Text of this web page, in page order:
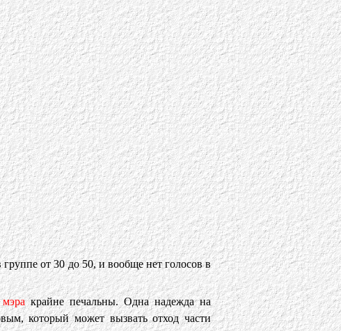
от 30 до 50, и вообще нет голосов в
крайне печальны. Одна надежда на
который может вызвать отход части